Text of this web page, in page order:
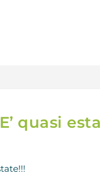
E’ quasi